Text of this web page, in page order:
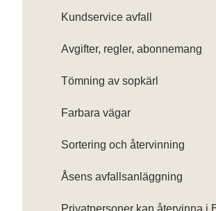
Kundservice avfall
Avgifter, regler, abonnemang
Tömning av sopkärl
Farbara vägar
Sortering och återvinning
Åsens avfallsanläggning
Privatpersoner kan återvinna i